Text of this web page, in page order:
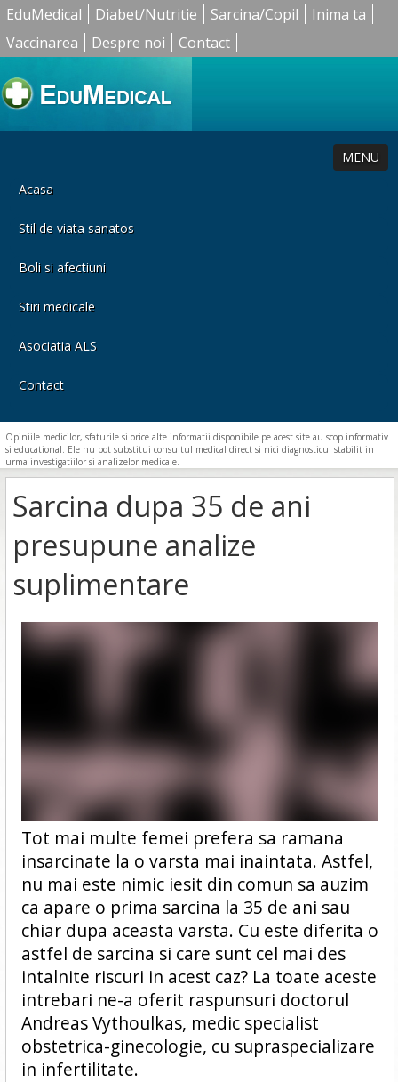
EduMedical Diabet/Nutritie Sarcina/Copil
Inima ta
Vaccinarea
Despre noi Contact
MENU
Acasa
Stil de viata sanatos
Boli si afectiuni
Stiri medicale
Asociatia ALS
Contact
Opiniile medicilor, sfaturile si orice alte informatii disponibile pe acest site au scop informativ
si educational. Ele nu pot substitui consultul medical direct si nici diagnosticul stabilit in
urma investigatiilor si analizelor medicale.
Sarcina dupa 35 de ani
presupune analize
suplimentare
Tot mai multe femei prefera sa ramana
insarcinate la o varsta mai inaintata. Astfel,
nu mai este nimic iesit din comun sa auzim
ca apare o prima sarcina la 35 de ani sau
chiar dupa aceasta varsta. Cu este diferita o
astfel de sarcina si care sunt cel mai des
intalnite riscuri in acest caz? La toate aceste
intrebari ne-a oferit raspunsuri doctorul
Andreas Vythoulkas, medic specialist
obstetrica-ginecologie, cu supraspecializare
in infertilitate.